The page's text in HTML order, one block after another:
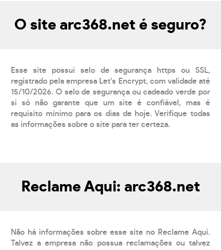
O site arc368.net é seguro?
Esse site possui selo de segurança https ou SSL,
registrado pela empresa Let's Encrypt, com validade até
15/10/2026. O selo de segurança ou cadeado verde por
si só não garante que um site é confiável, mas é
requisito mínimo para os dias de hoje. Verifique todas
as informações sobre o site para ter certeza.
Reclame Aqui: arc368.net
Não há informações sobre esse site no Reclame Aqui.
Talvez a empresa não possua reclamações ou talvez